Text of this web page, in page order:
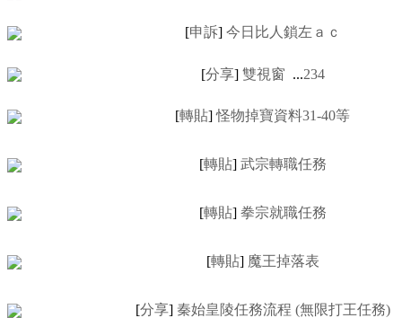
[申訴] 今日比人鎖左ａｃ
[分享] 雙視窗 ...234
[轉貼] 怪物掉寶資料31-40等
[轉貼] 武宗轉職任務
[轉貼] 拳宗就職任務
[轉貼] 魔王掉落表
[分享] 秦始皇陵任務流程 (無限打王任務)